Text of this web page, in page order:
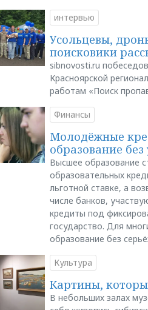
интервью
Усольцевы,
поисковики
sibnovosti.ru
Красноярской
работам «Поиск
Финансы
Молодёжные
образование
Высшее образование
образовательных
льготной ставке, а
числе банков,
кредиты под
государство. Для
образование без
Культура
Картины,
В небольших залах